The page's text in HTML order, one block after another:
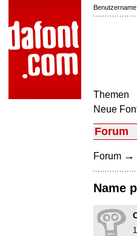
Benutzername
Themen
Neue
Forum
Forum →
Name